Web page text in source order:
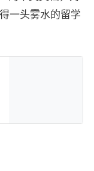
一头雾水的留学